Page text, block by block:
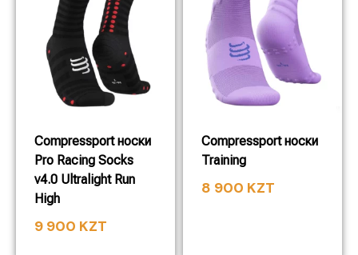
Compressport носки
Pro Racing Socks
v4.0 Ultralight Run
High
9 900 KZT
Compressport носки
Training
8 900 KZT